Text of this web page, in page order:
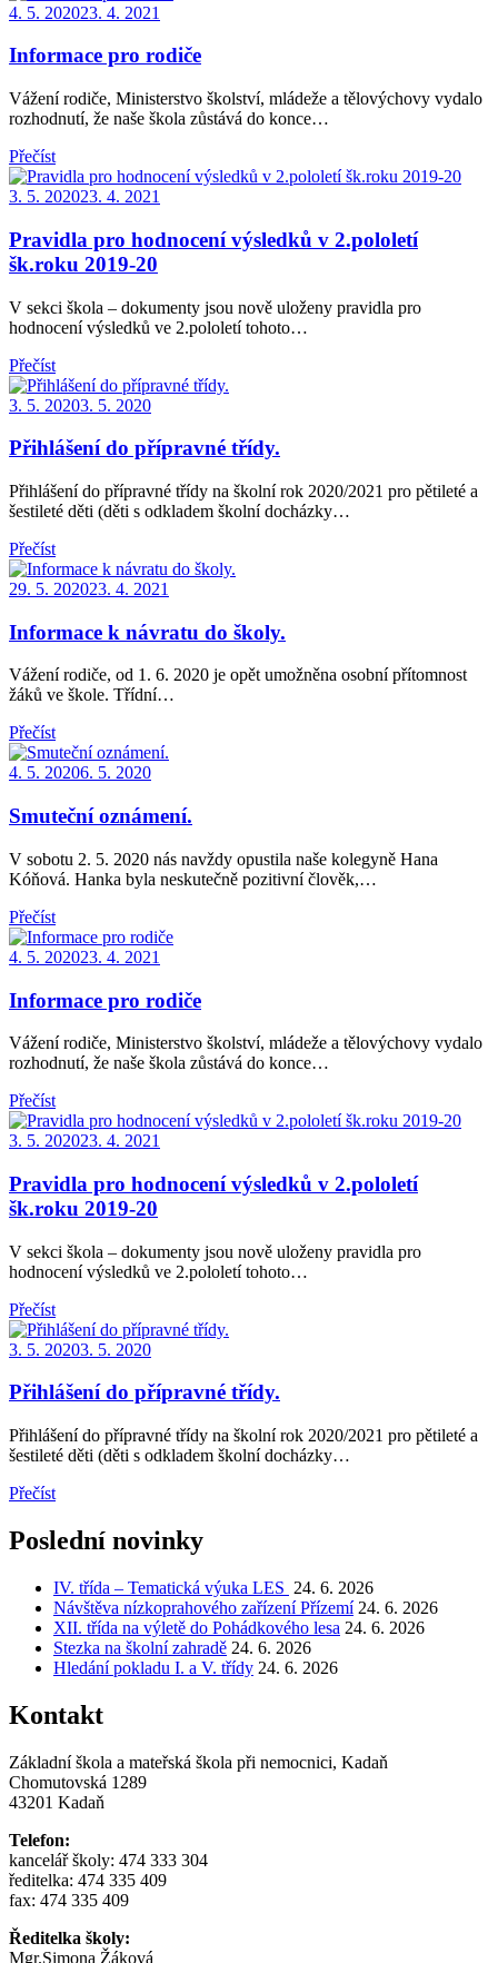
Posted
4. 5. 202023. 4. 2021
Informace pro rodiče
Vážení rodiče, Ministerstvo školství, mládeže a tělovýchovy vydalo
rozhodnutí, že naše škola zůstává do konce…
Přečíst
Posted
3. 5. 202023. 4. 2021
Pravidla pro hodnocení výsledků v 2.pololetí
šk.roku 2019-20
V sekci škola – dokumenty jsou nově uloženy pravidla pro
hodnocení výsledků ve 2.pololetí tohoto…
Přečíst
Posted
3. 5. 20203. 5. 2020
Přihlášení do přípravné třídy.
Přihlášení do přípravné třídy na školní rok 2020/2021 pro pětileté a
šestileté děti (děti s odkladem školní docházky…
Přečíst
Posted
29. 5. 202023. 4. 2021
Informace k návratu do školy.
Vážení rodiče, od 1. 6. 2020 je opět umožněna osobní přítomnost
žáků ve škole. Třídní…
Přečíst
Posted
4. 5. 20206. 5. 2020
Smuteční oznámení.
V sobotu 2. 5. 2020 nás navždy opustila naše kolegyně Hana
Kóňová. Hanka byla neskutečně pozitivní člověk,…
Přečíst
Posted
4. 5. 202023. 4. 2021
Informace pro rodiče
Vážení rodiče, Ministerstvo školství, mládeže a tělovýchovy vydalo
rozhodnutí, že naše škola zůstává do konce…
Přečíst
Posted
3. 5. 202023. 4. 2021
Pravidla pro hodnocení výsledků v 2.pololetí
šk.roku 2019-20
V sekci škola – dokumenty jsou nově uloženy pravidla pro
hodnocení výsledků ve 2.pololetí tohoto…
Přečíst
Posted
3. 5. 20203. 5. 2020
Přihlášení do přípravné třídy.
Přihlášení do přípravné třídy na školní rok 2020/2021 pro pětileté a
šestileté děti (děti s odkladem školní docházky…
Přečíst
Poslední novinky
IV. třída – Tematická výuka LES 24. 6. 2026
Návštěva nízkoprahového zařízení Přízemí 24. 6. 2026
XII. třída na výletě do Pohádkového lesa 24. 6. 2026
Stezka na školní zahradě 24. 6. 2026
Hledání pokladu I. a V. třídy 24. 6. 2026
Kontakt
Základní škola a mateřská škola při nemocnici, Kadaň
Chomutovská 1289
43201 Kadaň
Telefon:
kancelář školy: 474 333 304
ředitelka: 474 335 409
fax: 474 335 409
Ředitelka školy:
Mgr.Simona Žáková